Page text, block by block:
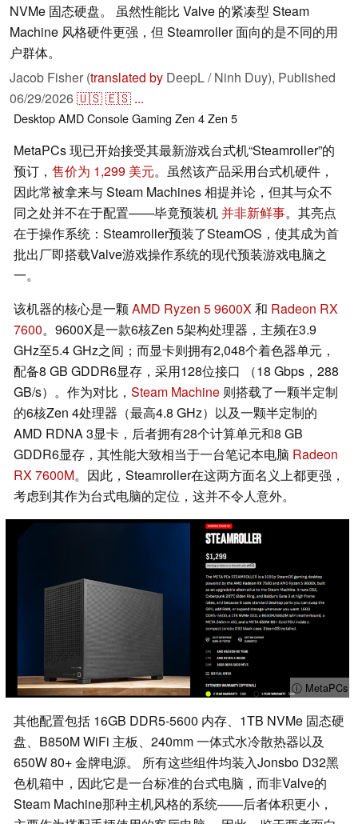
NVMe 固态硬盘。 虽然性能比 Valve 的紧凑型 Steam
Machine 风格硬件更强，但 Steamroller 面向的是不同的用
户群体。
Jacob Fisher (translated by DeepL / Ninh Duy), Published
06/29/2026🇺🇸🇪🇸 ...
DesktopAMDConsoleGaming Zen 4Zen 5
MetaPCs 现已开始接受其最新游戏台式机“Steamroller”的
预订， 售价为 1,299 美元。虽然该产品采用台式机硬件，
因此常被拿来与 Steam Machines 相提并论，但其与众不
同之处并不在于配置——毕竟预装机并非新鲜事。其亮点
在于操作系统：Steamroller预装了SteamOS，使其成为首
批出厂即搭载Valve游戏操作系统的现代预装游戏电脑之
一。
该机器的核心是一颗AMD Ryzen 5 9600X和 Radeon RX
7600。9600X是一款6核Zen 5架构处理器，主频在3.9
GHz至5.4 GHz之间；而显卡则拥有2,048个着色器单元，
配备8 GB GDDR6显存，采用128位接口 （18 Gbps，288
GB/s）。作为对比， Steam Machine 则搭载了一颗半定制
的6核Zen 4处理器（最高4.8 GHz）以及一颗半定制的
AMD RDNA 3显卡，后者拥有28个计算单元和8 GB
GDDR6显存，其性能大致相当于一台笔记本电脑 Radeon
RX 7600M。因此，Steamroller在这两方面名义上都更强，
考虑到其作为台式电脑的定位，这并不令人意外。
ⓘ MetaPCs
其他配置包括 16GB DDR5-5600 内存、1TB NVMe 固态硬
盘、B850M WiFi 主板、240mm 一体式水冷散热器以及
650W 80+ 金牌电源。 所有这些组件均装入Jonsbo D32黑
色机箱中，因此它是一台标准的台式电脑，而非Valve的
Steam Machine那种主机风格的系统——后者体积更小，